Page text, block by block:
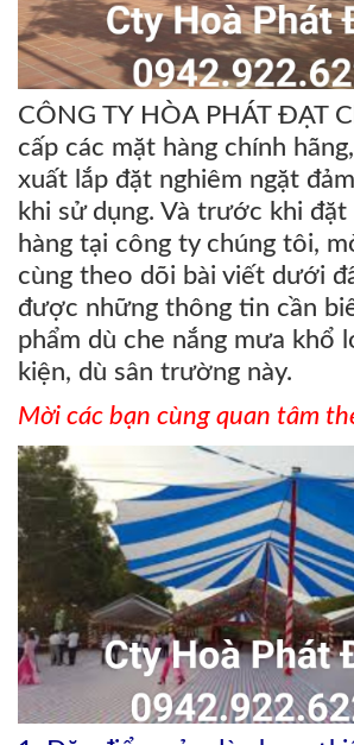
CÔNG TY HÒA PHÁT ĐẠT
cấp các mặt hàng chính
xuất lắp đặt nghiêm ngặt
khi sử dụng. Và trước khi
hàng tại công ty chúng tôi,
cùng theo dõi bài viết dưới
được những thông tin cần
phẩm dù che nắng mưa khổ
kiện, dù sân trường này.
Mời các bạn cùng quan tâm